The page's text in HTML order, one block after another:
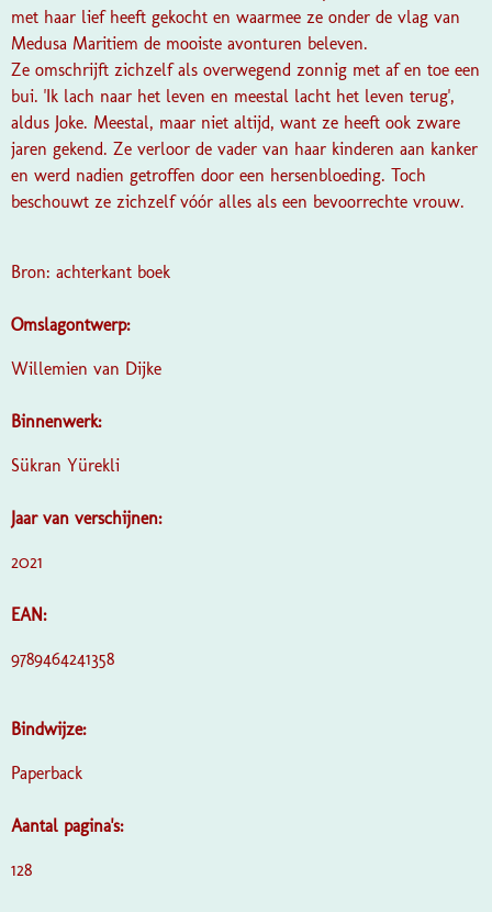
met haar lief heeft gekocht en waarmee ze onder de vlag van
Medusa Maritiem de mooiste avonturen beleven.
Ze omschrijft zichzelf als overwegend zonnig met af en toe een
bui. 'Ik lach naar het leven en meestal lacht het leven terug',
aldus Joke. Meestal, maar niet altijd, want ze heeft ook zware
jaren gekend. Ze verloor de vader van haar kinderen aan kanker
en werd nadien getroffen door een hersenbloeding. Toch
beschouwt ze zichzelf vóór alles als een bevoorrechte vrouw.
Bron: achterkant boek
Omslagontwerp:
Willemien van Dijke
Binnenwerk:
Sükran Yürekli
Jaar van verschijnen:
2021
EAN:
9789464241358
Bindwijze:
Paperback
Aantal pagina's:
128